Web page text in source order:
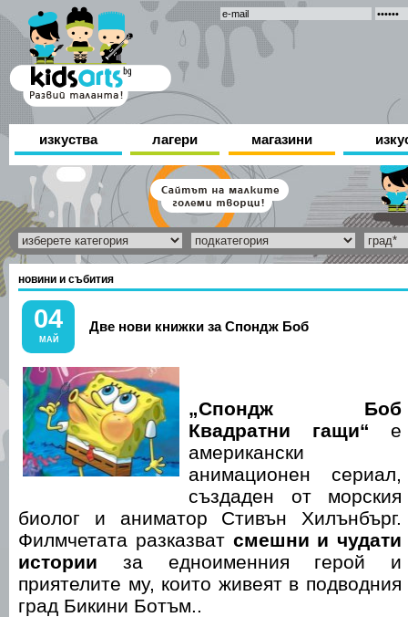
изкуства лагери магазини
новини и събития
04
МАЙ
Две нови книжки за Спондж Боб
„Спондж Боб
Квадратни гащи“ е
американски
анимационен сериал,
създаден от морския
биолог и аниматор Стивън Хилънбърг.
Филмчетата разказват смешни и чудати
истории за едноименния герой и
приятелите му, които живеят в подводния
град Бикини Ботъм..